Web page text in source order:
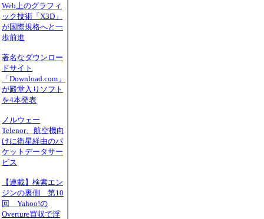
Web上のグラフィ
ック技術「X3D」
が国際規格へと一
歩前進
著名なダウンロー
ドサイト
「Download.com」
が殿堂入りソフト
を4本発表
ノルウェー
Telenor、航空機向
けに衛星経由のパ
ケットデータサー
ビス
【連載】検索エン
ジンの裏側 第10
回 Yahoo!の
Overture買収で浮